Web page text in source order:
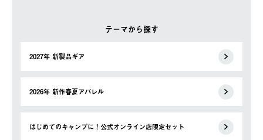
テーマから探す
2027年 新製品ギア
2026年 新作春夏アパレル
はじめてのキャンプに！公式オンライン店限定セット